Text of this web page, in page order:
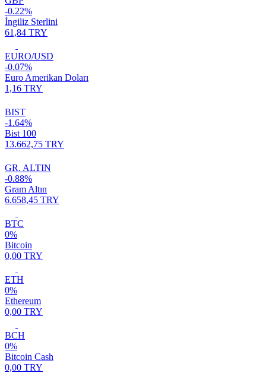
-0.22%
İngiliz Sterlini
61,84 TRY
EURO/USD
-0.07%
Euro Amerikan Doları
1,16 TRY
BIST
-1.64%
Bist 100
13.662,75 TRY
GR. ALTIN
-0.88%
Gram Altın
6.658,45 TRY
BTC
0%
Bitcoin
0,00 TRY
ETH
0%
Ethereum
0,00 TRY
BCH
0%
Bitcoin Cash
0,00 TRY